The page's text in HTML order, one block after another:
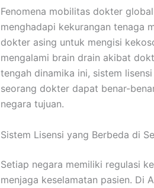
Fenomena mobilitas dokter
menghadapi kekurangan tenaga
dokter asing untuk mengisi
mengalami brain drain akibat
tengah dinamika ini, sistem
seorang dokter dapat benar-
negara tujuan.
Sistem Lisensi yang Berbeda di
Setiap negara memiliki regulasi
menjaga keselamatan pasien. Di